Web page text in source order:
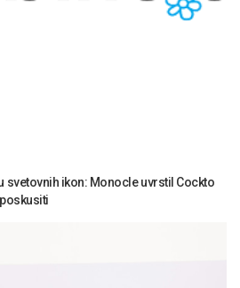
svetovnih ikon: Monocle uvrstil Cockto